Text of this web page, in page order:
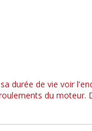
durée de vie voir
du moteur.